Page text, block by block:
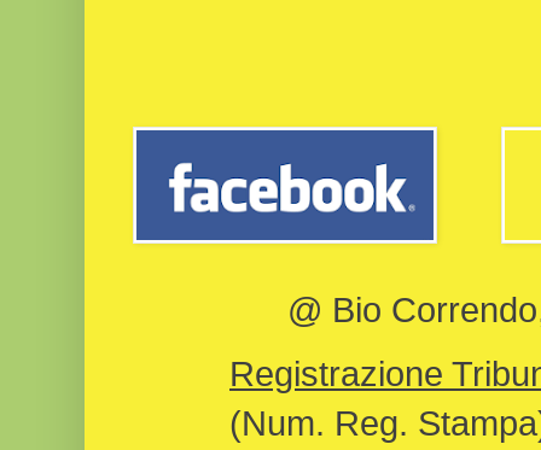
@ Bio
Registrazione
(Num. Reg.